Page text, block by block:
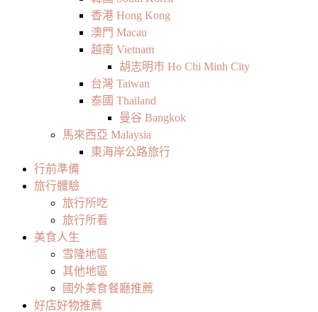
香港 Hong Kong
澳門 Macau
越南 Vietnam
胡志明市 Ho Chi Minh City
台灣 Taiwan
泰國 Thailand
曼谷 Bangkok
馬來西亞 Malaysia
東海岸公路旅行
行前準備
旅行體驗
旅行所吃
旅行所看
美食人生
雪隆地區
其他地區
國外美食餐廳推薦
好店好物推薦